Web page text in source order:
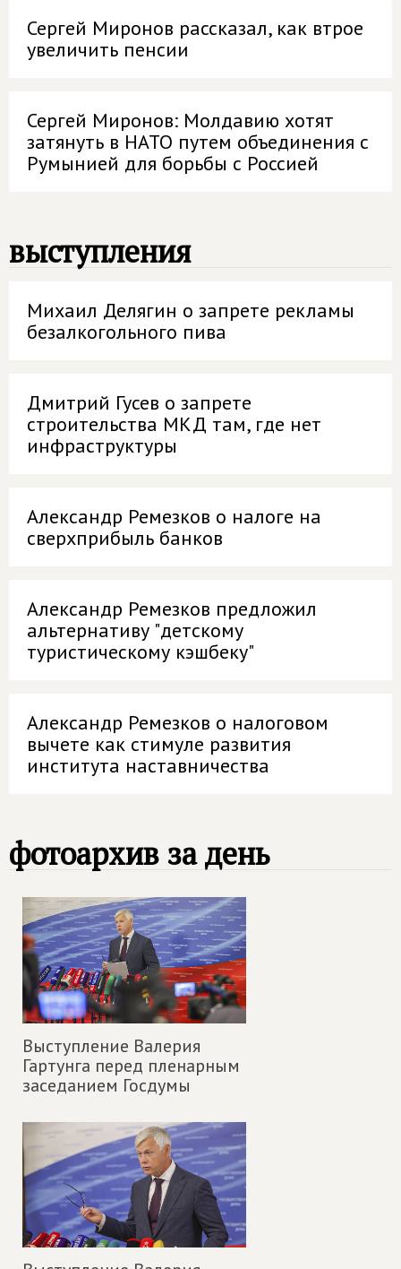
Сергей Миронов рассказал, как втрое
увеличить пенсии
Сергей Миронов: Молдавию хотят
затянуть в НАТО путем объединения с
Румынией для борьбы с Россией
выступления
Михаил Делягин о запрете рекламы
безалкогольного пива
Дмитрий Гусев о запрете
строительства МКД там, где нет
инфраструктуры
Александр Ремезков о налоге на
сверхприбыль банков
Александр Ремезков предложил
альтернативу "детскому
туристическому кэшбеку"
Александр Ремезков о налоговом
вычете как стимуле развития
института наставничества
фотоархив за день
Выступление Валерия
Гартунга перед пленарным
заседанием Госдумы